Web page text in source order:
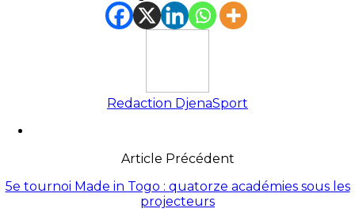
Redaction DjenaSport
Article Précédent
5e tournoi Made in Togo : quatorze académies sous les
projecteurs